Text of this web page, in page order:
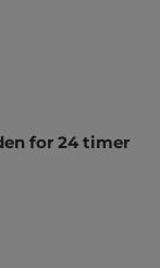
for 24 timer